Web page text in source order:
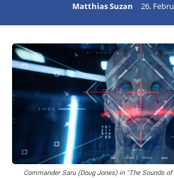
Matthias Suzan 26.
Commander Saru (Doug Jones) in "The Sounds